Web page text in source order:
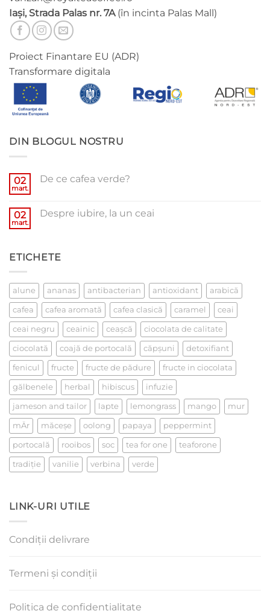
Iași, Strada Palas nr. 7A(în incinta Palas Mall)
Proiect Finantare EU (ADR)
Transformare digitala
DIN BLOGUL NOSTRU
02
mart.
De ce cafea verde?
De
02
mart.
Despre iubire, la un ceai
iubire,
ETICHETE
alune ananas antibacterian antioxidant arabică
cafea cafea aromată cafea clasică caramel ceai
ceai negru ceainic ceaşcă ciocolata de calitate
ciocolată coajă de portocală căpşuni detoxifiant
fenicul fructe fructe de pădure fructe in ciocolata
gălbenele herbal hibiscus infuzie
jameson and tailor lapte lemongrass mango mur
mÄr măceşe oolong papaya peppermint
portocală rooibos soc tea for one teaforone
tradiţie vanilie verbina verde
LINK-URI UTILE
Condiții delivrare
Termeni și condiții
Politica de confidențialitate